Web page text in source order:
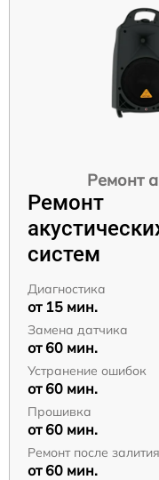
Ремонт
Ремонт
систем
Диагностика
от 15 мин.
Замена датчика
от 60 мин.
Устранение ошибок
от 60 мин.
Прошивка
от 60 мин.
Ремонт после залития
от 60 мин.